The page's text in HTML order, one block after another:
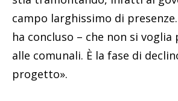
campo larghissimo di
ha concluso – che non si
alle comunali. È la fase di
progetto».